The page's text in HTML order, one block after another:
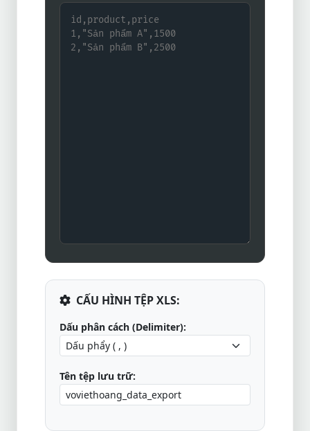
CẤU HÌNH TỆP XLS:
Dấu phân cách (Delimiter):
Tên tệp lưu trữ: